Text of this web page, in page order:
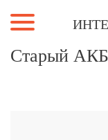
Старый